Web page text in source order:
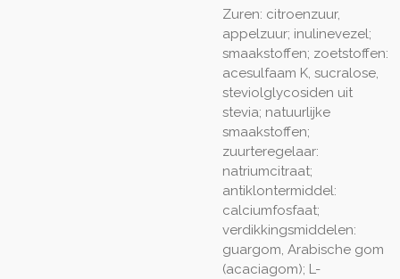
Zuren: citroenzuur,
appelzuur; inulinevezel;
smaakstoffen; zoetstoffen:
acesulfaam K, sucralose,
steviolglycosiden uit
stevia; natuurlijke
smaakstoffen;
zuurteregelaar:
natriumcitraat;
antiklontermiddel:
calciumfosfaat;
verdikkingsmiddelen:
guargom, Arabische gom
(acaciagom); L-